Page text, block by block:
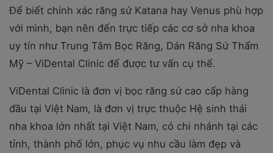
Để biết chính xác răng sứ Katana hay Venus phù hợp
với mình, bạn nên đến trực tiếp các cơ sở nha khoa
uy tín như Trung Tâm Bọc Răng, Dán Răng Sứ Thẩm
Mỹ – ViDental Clinic để được tư vấn cụ thể.
ViDental Clinic là đơn vị bọc răng sứ cao cấp hàng
đầu tại Việt Nam, là đơn vị trực thuộc Hệ sinh thái
nha khoa lớn nhất tại Việt Nam, có chi nhánh tại các
tỉnh, thành phố lớn, phục vụ nhu cầu làm đẹp và